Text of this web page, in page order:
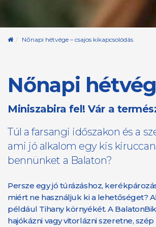
Kezdőoldal
Nőnapi hétvége – csajos kikapcsolódás
Nőnapi
Miniszabira fel! Vár a
Túl a farsangi időszakon és a
ami jó alkalom egy kis
bennünket a Balaton?
Persze egy jó túrázáshoz,
miért ne használjuk ki a lehetőséget?
például Tihany környékét. A
hajókázni vagy vitorlázni szeretne,